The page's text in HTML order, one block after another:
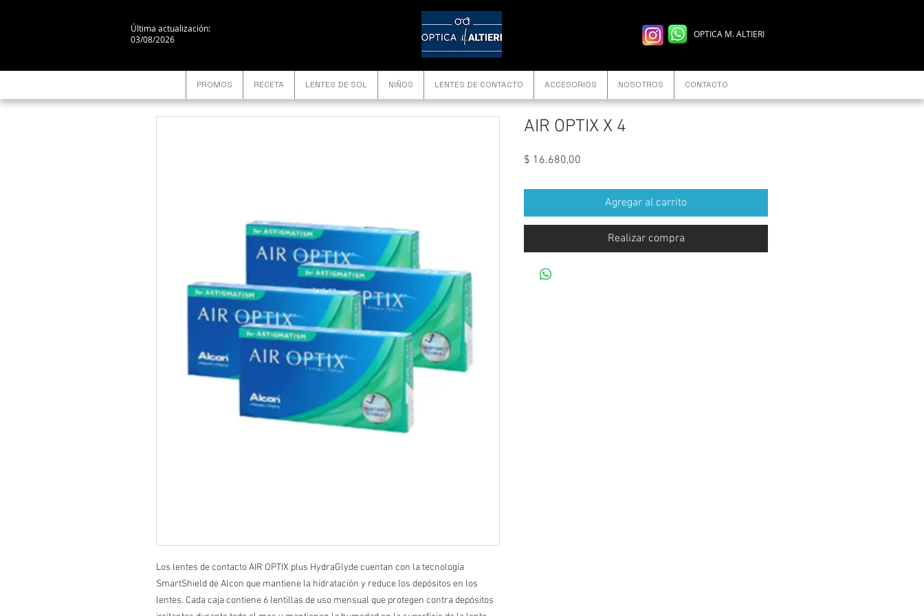
Última actualización:
03/08/2026
OPTICA M. ALTIERI
PROMOS RECETA LENTES DE SOL NIÑOS LENTES DE CONTACTO ACCESORIOS NOSOTROS CONTACTO
Los lentes de contacto AIR OPTIX plus HydraGlyde cuentan con la tecnología
SmartShield de Alcon que mantiene la hidratación y reduce los depósitos en los
lentes. Cada caja contiene 6 lentillas de uso mensual que protegen contra depósitos
AIR OPTIX X 4
$ 16.680,00
Agregar al carrito
Realizar compra